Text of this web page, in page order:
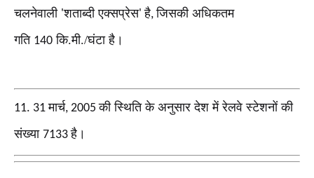
चलनेवाली 'शताब्दी एक्सप्रेस'है,जिसकी अधिकतम
गति 140 कि.मी./घंटा है।
11. 31मार्च, 2005की स्थिति के अनुसार देश में रेलवे स्टेशनों की
संख्या 7133है।